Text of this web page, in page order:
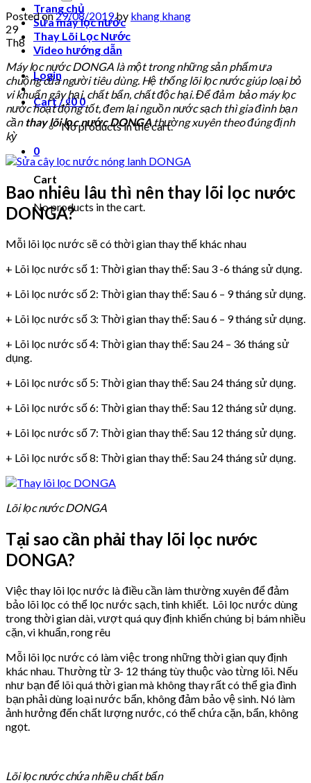
Trang chủ
Sửa máy lọc nước
Thay Lõi Lọc Nước
Video hướng dẫn
Login
Cart /₫00
No products in the cart.
0
Cart
No products in the cart.
Posted on29/08/2019by khang khang
29
Th8
Máy lọc nước DONGA là một trong những sản phẩm ưa
chuộng của người tiêu dùng. Hệ thống lõi lọc nước giúp loại bỏ
vi khuẩn gây hại, chất bẩn, chất độc hại. Để đảm bảo máy lọc
nước hoạt động tốt, đem lại nguồn nước sạch thì gia đình bạn
cần thay lõi lọc nước DONGAthường xuyên theo đúng định
kỳ
Bao nhiêu lâu thì nên thay lõi lọc nước
DONGA?
Mỗi lõi lọc nước sẽ có thời gian thay thế khác nhau
+ Lõi lọc nước số 1: Thời gian thay thế: Sau 3 -6 tháng sử dụng.
+ Lõi lọc nước số 2: Thời gian thay thế: Sau 6 – 9 tháng sử dụng.
+ Lõi lọc nước số 3: Thời gian thay thế: Sau 6 – 9 tháng sử dụng.
+ Lõi lọc nước số 4: Thời gian thay thế: Sau 24 – 36 tháng sử
dụng.
+ Lõi lọc nước số 5: Thời gian thay thế: Sau 24 tháng sử dụng.
+ Lõi lọc nước số 6: Thời gian thay thế: Sau 12 tháng sử dụng.
+ Lõi lọc nước số 7: Thời gian thay thế: Sau 12 tháng sử dụng.
+ Lõi lọc nước số 8: Thời gian thay thế: Sau 24 tháng sử dụng.
Lõi lọc nước DONGA
Tại sao cần phải thay lõi lọc nước
DONGA?
Việc thay lõi lọc nước là điều cần làm thường xuyên để đảm
bảo lõi lọc có thể lọc nước sạch, tinh khiết. Lõi lọc nước dùng
trong thời gian dài, vượt quá quy định khiến chúng bị bám nhiều
cặn, vi khuẩn, rong rêu
Mỗi lõi lọc nước có làm việc trong những thời gian quy định
khác nhau. Thường từ 3- 12 tháng tùy thuộc vào từng lõi. Nếu
như bạn để lõi quá thời gian mà không thay rất có thể gia đình
bạn phải dùng loại nước bẩn, không đảm bảo vệ sinh. Nó làm
ảnh hưởng đến chất lượng nước, có thể chứa cặn, bẩn, không
ngọt.
Lõi lọc nước chứa nhiều chất bẩn